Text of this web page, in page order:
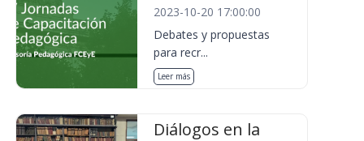
2023-10-20 17:00:00
Debates y propuestas
para recr...
Leer más
Diálogos en la